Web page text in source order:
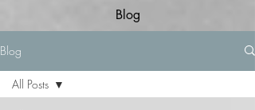
Blog
Blog
All Posts